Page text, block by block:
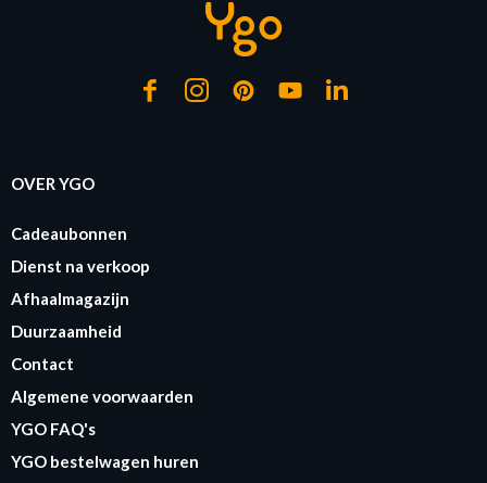
OVER YGO
Cadeaubonnen
Dienst na verkoop
Afhaalmagazijn
Duurzaamheid
Contact
Algemene voorwaarden
YGO FAQ's
YGO bestelwagen huren